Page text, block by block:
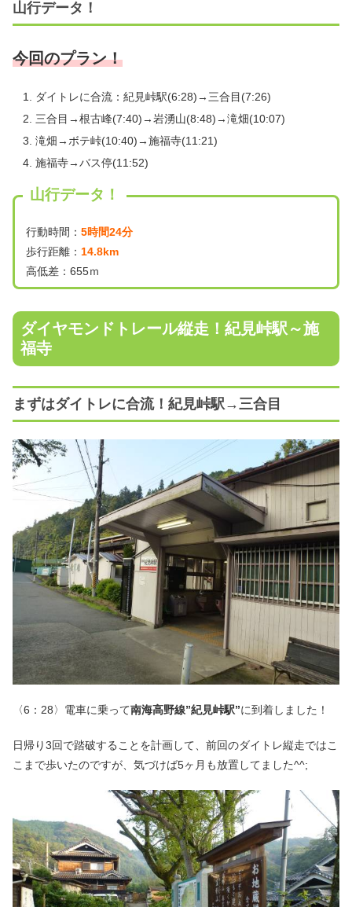
山行データ！
今回のプラン！
ダイトレに合流：紀見峠駅(6:28)→三合目(7:26)
三合目→根古峰(7:40)→岩湧山(8:48)→滝畑(10:07)
滝畑→ボテ峠(10:40)→施福寺(11:21)
施福寺→バス停(11:52)
山行データ！
行動時間： 5時間24分
歩行距離： 14.8km
高低差：655ｍ
ダイヤモンドトレール縦走！紀見峠駅～施
福寺
まずはダイトレに合流！紀見峠駅→三合目
〈6：28〉電車に乗って南海高野線”紀見峠駅”に到着しました！
日帰り3回で踏破することを計画して、前回のダイトレ縦走ではこ
こまで歩いたのですが、気づけば5ヶ月も放置してました^^;